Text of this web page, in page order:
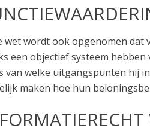
wet wordt ook opgenomen dat
een objectief systeem
van welke uitgangspunten hij
maken hoe hun